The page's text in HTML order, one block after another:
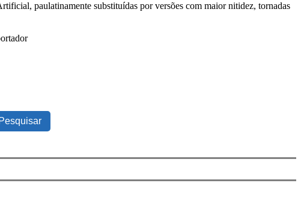
paulatinamente substituídas por versões com maior nitidez, tornadas